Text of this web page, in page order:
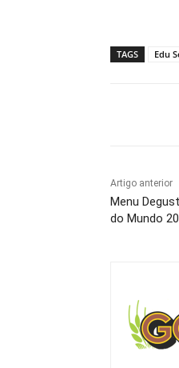
TAGS Edu
Artigo anterior
Menu
do Mundo